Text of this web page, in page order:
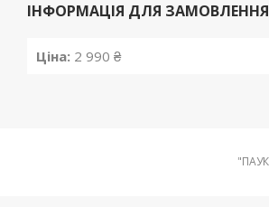
ІНФОРМАЦІЯ ДЛЯ ЗАМОВЛЕННЯ
Ціна: 2 990 ₴